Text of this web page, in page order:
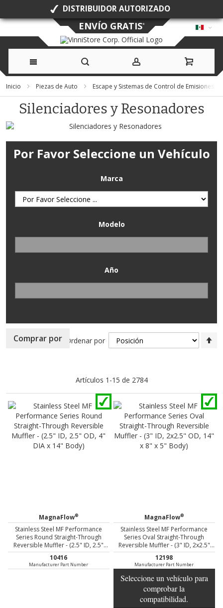
DISTRIBUIDOR AUTORIZADO
Ir
ENVÍO GRATIS*
Inicio Piezas de Auto Escape y Sistemas de Control de Emisiones
Silenciadores y Resonadores
Por Favor Seleccione un Vehículo
Marca
Modelo
Año
Artículos 1 -15 de 2784
Ordenar por
MagnaFlow®
Stainless Steel MF Performance
Series Round Straight-Through
Reversible Muffler - (2.5" ID, 2.5"
OD, 4" DIA x 14" Body)
10416
Manufacturer Part Number
MagnaFlow®
Stainless Steel MF Performance
Series Oval Straight-Through
Reversible Muffler - (3" ID, 2x2.5"
OD, 14" x 8" x 5" Body)
12198
Manufacturer Part Number
Seleccione un vehículo para
comprobar la
compatibilidad.
Comprar por